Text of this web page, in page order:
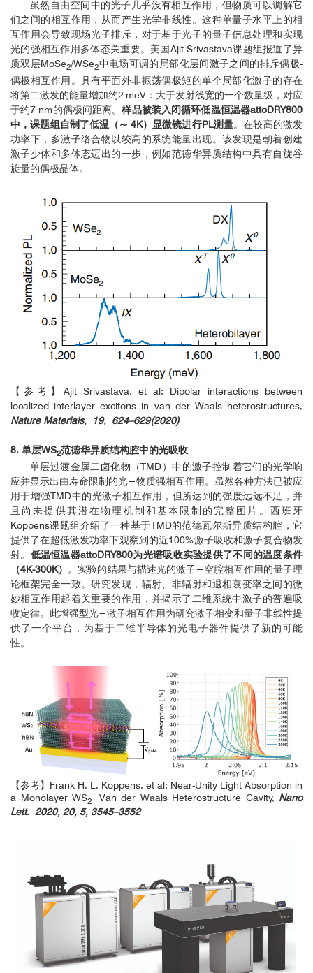
虽然自由空间中的光子几乎没有相互作用，但物质可以调解它
们之间的相互作用，从而产生光学非线性。这种单量子水平上的相
互作用会导致现场光子排斥，对于基于光子的量子信息处理和实现
光的强相互作用多体态关重要。美国Ajit Srivastava课题组报道了异
质双层MoSe2/WSe2中电场可调的局部化层间激子之间的排斥偶极-
偶极相互作用。具有平面外非振荡偶极矩的单个局部化激子的存在
将第二激发的能量增加约2 meV：大于发射线宽的一个数量级，对应
于约7 nm的偶极间距离。样品被装入闭循环低温恒温器attoDRY800
中，课题组自制了低温（~ 4K）显微镜进行PL测量。在较高的激发
功率下，多激子络合物以较高的系统能量出现。该发现是朝着创建
激子少体和多体态迈出的一步，例如范德华异质结构中具有自旋谷
旋量的偶极晶体。
【参考】Ajit Srivastava, et al; Dipolar interactions between
localized interlayer excitons in van der Waals heterostructures,
Nature Materials, 19, 624–629(2020)
8. 单层WS2范德华异质结构腔中的光吸收
单层过渡金属二卤化物（TMD）中的激子控制着它们的光学响
应并显示出由寿命限制的光−物质强相互作用。虽然各种方法已被应
用于增强TMD中的光激子相互作用，但所达到的强度远远不足，并
且尚未提供其潜在物理机制和基本限制的完整图片。西班牙
Koppens课题组介绍了一种基于TMD的范德瓦尔斯异质结构腔，它
提供了在超低激发功率下观察到的近100%激子吸收和激子复合物发
射。 低温恒温器attoDRY800为光谱吸收实验提供了不同的温度条件
（4K-300K）
。实验的结果与描述光的激子−空腔相互作用的量子理
论框架完全一致。研究发现，辐射、非辐射和退相衰变率之间的微
妙相互作用起着关重要的作用，并揭示了二维系统中激子的普遍吸
收定律。此增强型光−激子相互作用为研究激子相变和量子非线性提
供了一个平台，为基于二维半导体的光电子器件提供了新的可能
性。
【参考】Frank H. L. Koppens, et al; Near-Unity Light Absorption in
a Monolayer WS2 Van der Waals Heterostructure Cavity, Nano
Lett. 2020, 20, 5, 3545–3552